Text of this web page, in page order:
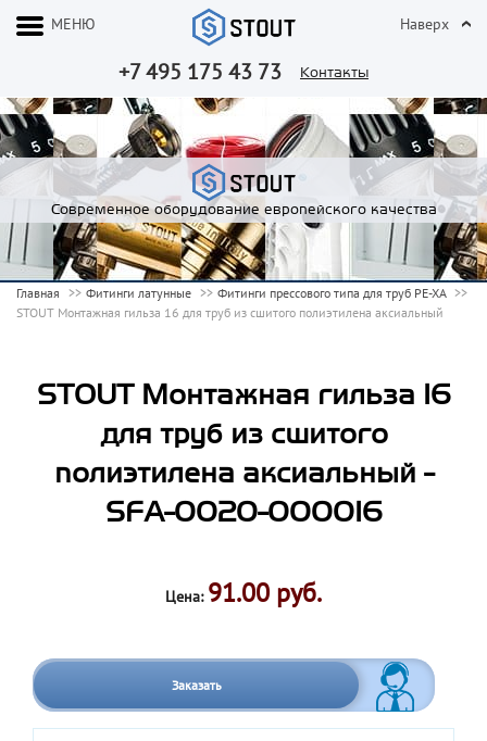
+7 495 175 43 73 Контакты
МЕНЮ Наверх
Современное оборудование европейского качества
Главная Фитинги латунные
Фитинги прессового типа для труб PE-XA
STOUT Монтажная гильза 16 для труб из сшитого полиэтилена аксиальный
STOUT Монтажная гильза 16
для труб из сшитого
полиэтилена аксиальный -
SFA-0020-000016
Цена: 91.00 руб.
Заказать